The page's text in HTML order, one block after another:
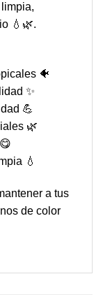
💧🌿.
🐠
✨
💪
🌿
💧
a tus
de color